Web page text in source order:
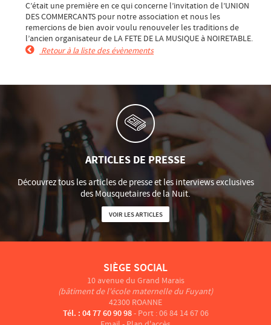
C’était une première en ce qui concerne l’invitation de l’UNION
DES COMMERCANTS pour notre association et nous les
remercions de bien avoir voulu renouveler les traditions de
l’ancien organisateur de LA FETE DE LA MUSIQUE à NOIRETABLE.
Retour à la liste des évènements
ARTICLES DE PRESSE
Découvrez tous les articles de presse et les interviews exclusives
des Mousquetaires de la Nuit.
VOIR LES ARTICLES
SIÈGE SOCIAL
10 avenue du Grand Marais
(bâtiment de l'école maternelle du Fuyant)
42300 ROANNE
Tél. : 04 77 60 90 98- Port : 06 84 14 67 06